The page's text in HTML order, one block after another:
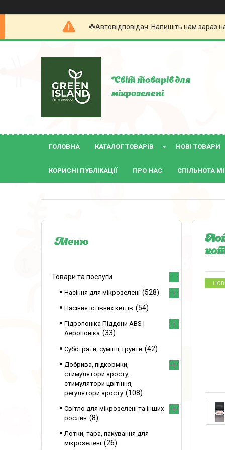
☘️Автовідповідач: Напишіть нам зараз
Світ товарів для
мікрозелені
ГОЛОВНА КАТАЛОГ ТОВАРІВ НОВІ ТОВАРИ
КОРИСНІ ПУБЛІКАЦІЇ ПРО НАС СПІЛЬНОТА
Товари та послуги
Насіння для мікрозелені 528
Насіння їстівних квітів 54
Гідропоніка Піддони ABS |
Аеропоніка
33
Субстрати, суміші, грунти 42
Добрива, підкормки,
стимулятори зросту,
стимулятори цвітіння,
регулятори зросту
108
Світло для мікрозелені та інших
рослин
8
Лотки, тара, пакування для
мікрозелені
26